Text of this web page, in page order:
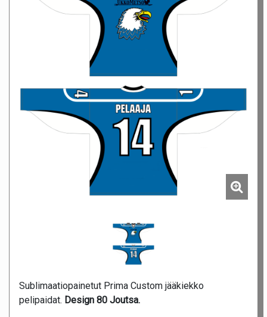
Sublimaatiopainetut Prima Custom jääkiekko
pelipaidat. Design 80 Joutsa.